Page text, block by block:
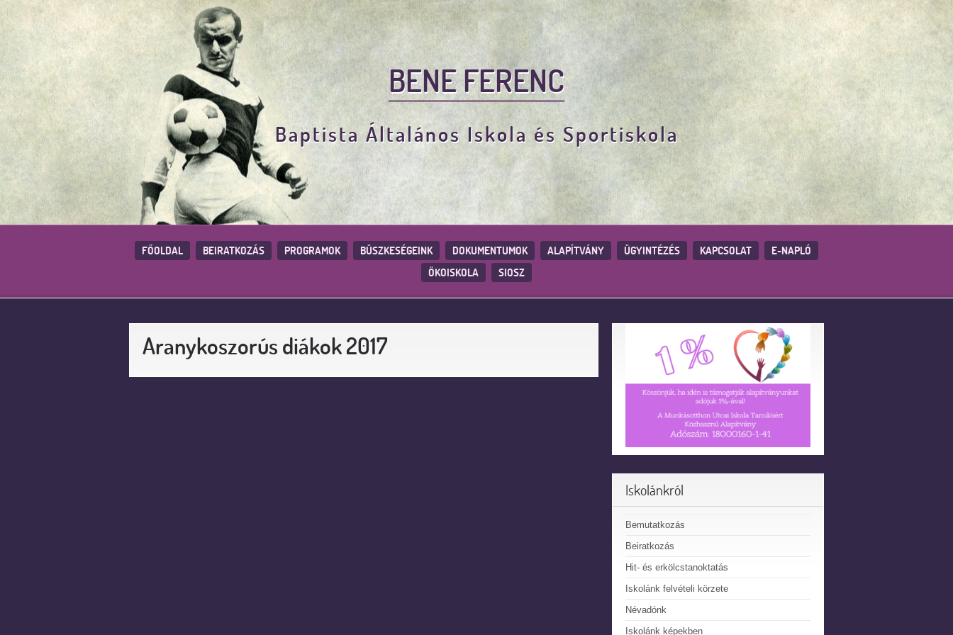
BENE FERENC
Baptista Általános Iskola és Sportiskola
FŐOLDAL BEIRATKOZÁS PROGRAMOK BÜSZKESÉGEINK DOKUMENTUMOK ALAPÍTVÁNY ÜGYINTÉZÉS KAPCSOLAT
E-NAPLÓ
ÖKOISKOLA
SIOSZ
Aranykoszorús diákok 2017
Iskolánkról
Bemutatkozás
Beiratkozás
Hit- és erkölcstanoktatás
Iskolánk felvételi körzete
Névadónk
Iskolánk képekben